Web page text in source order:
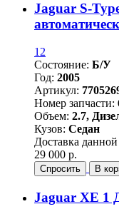
Jaguar S-
12
Состояние: Б/У
Год: 2005
Артикул:
Номер запчасти:
Объем: 2.7,
Кузов: Седан
Доставка
29 000 р.
Спросить В
Jaguar XE 1